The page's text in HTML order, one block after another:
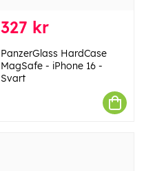
327 kr
PanzerGlass HardCase
MagSafe - iPhone 16 -
Svart